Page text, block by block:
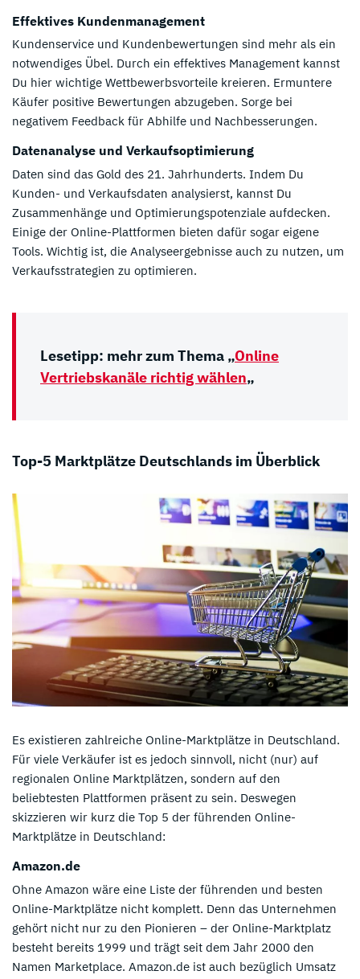
Effektives Kundenmanagement
Kundenservice und Kundenbewertungen sind mehr als ein
notwendiges Übel. Durch ein effektives Management kannst
Du hier wichtige Wettbewerbsvorteile kreieren. Ermuntere
Käufer positive Bewertungen abzugeben. Sorge bei
negativem Feedback für Abhilfe und Nachbesserungen.
Datenanalyse und Verkaufsoptimierung
Daten sind das Gold des 21. Jahrhunderts. Indem Du
Kunden- und Verkaufsdaten analysierst, kannst Du
Zusammenhänge und Optimierungspotenziale aufdecken.
Einige der Online-Plattformen bieten dafür sogar eigene
Tools. Wichtig ist, die Analyseergebnisse auch zu nutzen, um
Verkaufsstrategien zu optimieren.
Lesetipp: mehr zum Thema „Online
Vertriebskanäle richtig wählen„
Top-5 Marktplätze Deutschlands im Überblick
Es existieren zahlreiche Online-Marktplätze in Deutschland.
Für viele Verkäufer ist es jedoch sinnvoll, nicht (nur) auf
regionalen Online Marktplätzen, sondern auf den
beliebtesten Plattformen präsent zu sein. Deswegen
skizzieren wir kurz die Top 5 der führenden Online-
Marktplätze in Deutschland:
Amazon.de
Ohne Amazon wäre eine Liste der führenden und besten
Online-Marktplätze nicht komplett. Denn das Unternehmen
gehört nicht nur zu den Pionieren – der Online-Marktplatz
besteht bereits 1999 und trägt seit dem Jahr 2000 den
Namen Marketplace. Amazon.de ist auch bezüglich Umsatz